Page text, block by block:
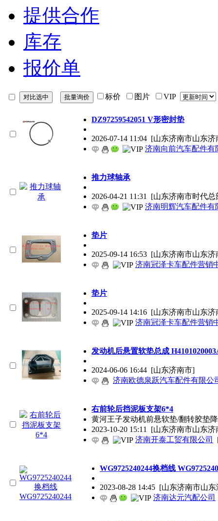
提供合作
库存
报价单
标价 图片 VIP
DZ97259542051 V形密封垫
2026-07-14 11:04 [山东济南市山东
济南向前汽车配件有
推力球轴承
2026-04-21 11:31 [山东济南市时代总
济南明辉汽车配件有
垫片
2025-09-14 16:53 [山东济南市山东
济南冠泽卡车配件营销
垫片
2025-09-14 14:16 [山东济南市山东
济南冠泽卡车配件营销
发动机后悬置软垫总成
2024-06-06 16:44 [山东济南市]
济南欧德泉跃汽车配件有限公
右前轮后挡泥板支架6*4
黄河王子发动机前悬软垫/翻转胶垫
2023-10-20 15:11 [山东济南市山东
济南开泰工贸有限公司
WG9725240244换档线
2023-08-28 14:45 [山东济南市山
济南达元汽配公司